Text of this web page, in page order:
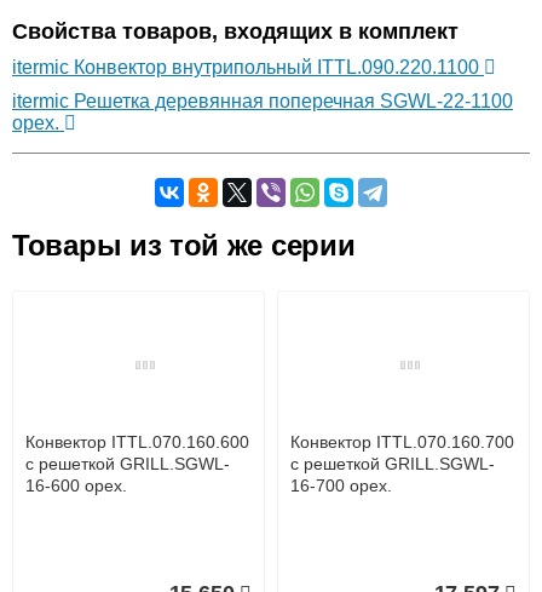
Свойства товаров, входящих в комплект
itermic Конвектор внутрипольный ITTL.090.220.1100
itermic Решетка деревянная поперечная SGWL-22-1100
орех.
Оставьте отзыв
времени
Интернет-деньгами (Yandex-деньги, Web-money,
Qiwi-кошельки и другие).
Безналичный расчёт (возможно и с НДС)
Товары из той же серии
Конвектор ITTL.070.160.600
с решеткой GRILL.SGWL-
16-600 орех.
Конвектор ITTL.070.160.700
с решеткой GRILL.SGWL-
16-700 орех.